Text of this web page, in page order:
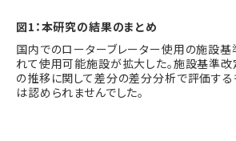
図1：本研究の結果のまとめ
国内でのローターブレーター使用の施設基
れて使用可能施設が拡大した。施設基準
の推移に関して差分の差分分析で評価す
は認められませんでした。